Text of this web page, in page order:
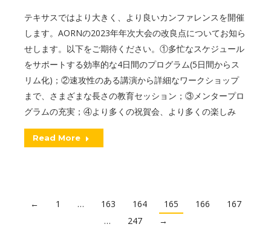
テキサスではより大きく、より良いカンファレンスを開催
します。AORNの2023年年次大会の改良点についてお知ら
せします。以下をご期待ください。①多忙なスケジュール
をサポートする効率的な4日間のプログラム(5日間からス
リム化)；②速攻性のある講演から詳細なワークショップ
まで、さまざまな長さの教育セッション；③メンタープロ
グラムの充実；④より多くの祝賀会、より多くの楽しみ
Read More
← 1 … 163 164 165 166
167
…
247 →